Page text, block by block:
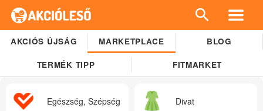
AKCIÓS ÚJSÁG MARKETPLACE BLOG
TERMÉK TIPP FITMARKET
Egészség, Szépség Divat